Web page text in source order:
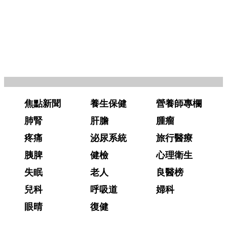
焦點新聞 養生保健
營養師專欄
肺腎
肝膽
腫瘤
疼痛
泌尿系統
旅行醫療
胰脾
健檢
心理衛生
失眠
老人
良醫榜
兒科
呼吸道
婦科
眼晴
復健